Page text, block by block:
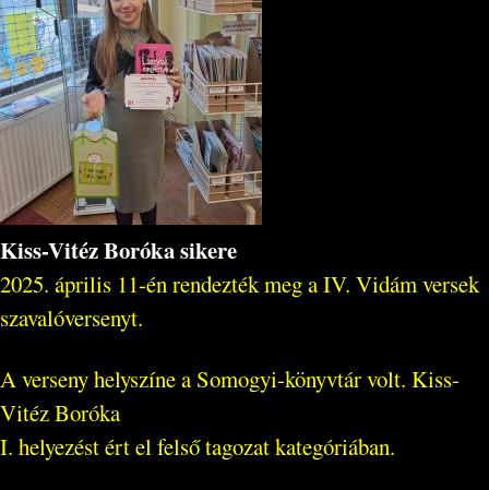
Kiss-Vitéz Boróka sikere
2025. április 11-én rendezték meg a IV. Vidám versek
szavalóversenyt.
A verseny helyszíne a Somogyi-könyvtár volt. Kiss-
Vitéz Boróka
I. helyezést ért el felső tagozat kategóriában.